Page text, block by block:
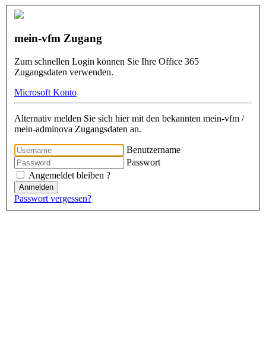
mein-vfm Zugang
Zum schnellen Login können Sie Ihre Office 365
Zugangsdaten verwenden.
Microsoft Konto
Alternativ melden Sie sich hier mit den bekannten mein-vfm /
mein-adminova Zugangsdaten an.
Benutzername
Passwort
Angemeldet bleiben ?
Anmelden
Passwort vergessen?